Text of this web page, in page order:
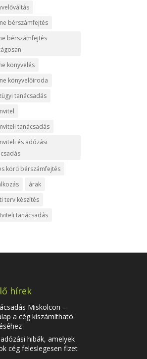
bérszámfejtés
bérszámfejtés
könyvelés
könyvelőiroda
tanácsadás
tanácsadás
és adózási
körű bérszámfejtés
árak
terv készítés
tanácsadás
hírek
Miskolcon –
a cég kiszámítható
hibák, amelyek
cég feleslegesen fizet